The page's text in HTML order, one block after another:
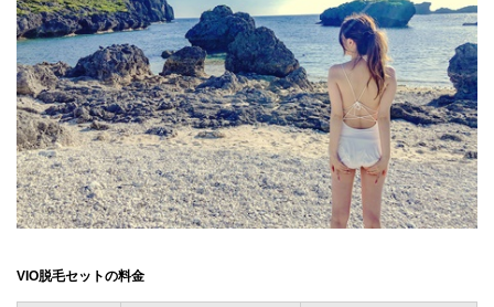
VIO脱毛セットの料金